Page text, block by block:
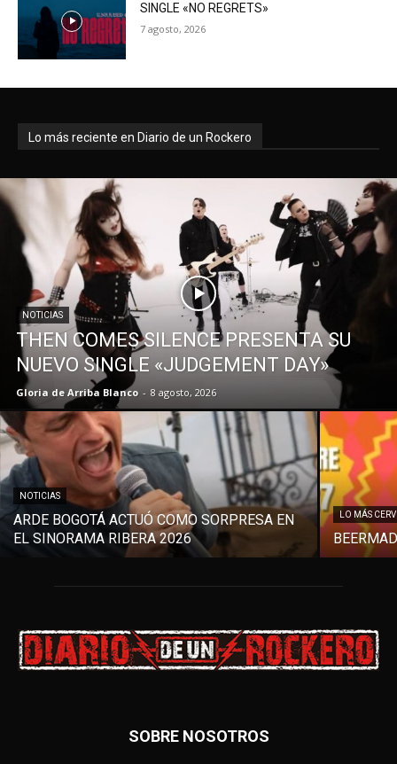
SINGLE «NO REGRETS»
7 agosto, 2026
Lo más reciente en Diario de un Rockero
NOTICIAS
THEN COMES SILENCE PRESENTA SU
NUEVO SINGLE «JUDGEMENT DAY»
Gloria de Arriba Blanco - 8 agosto, 2026
NOTICIAS
ARDE BOGOTÁ ACTUÓ COMO SORPRESA EN
EL SINORAMA RIBERA 2026
LO MÁS
SOBRE NOSOTROS